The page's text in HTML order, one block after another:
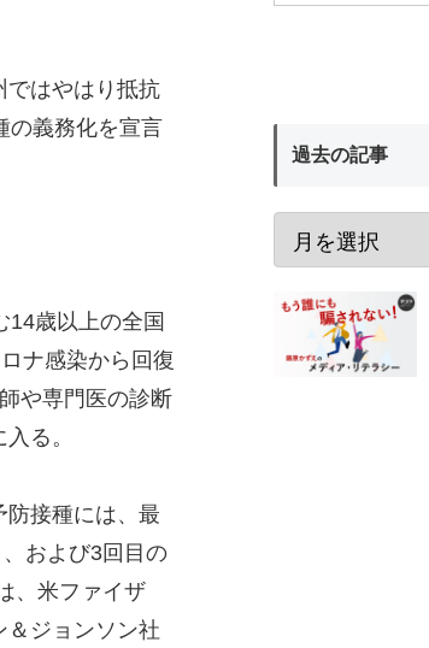
ではやはり抵抗
の義務化を宣言
14歳以上の全国
ナ感染から回復
や専門医の診断
る。
防接種には、最
および3回目の
、米ファイザ
＆ジョンソン社
過去の記事